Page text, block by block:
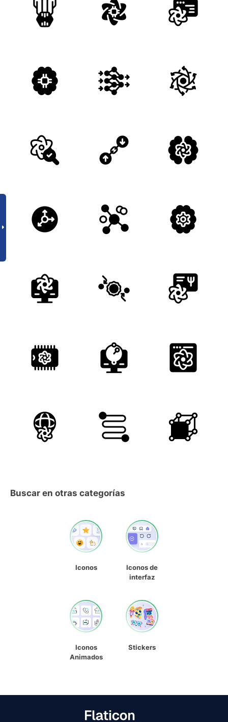
Buscar en otras categorías
Iconos
Iconos de
interfaz
Iconos
Animados
Stickers